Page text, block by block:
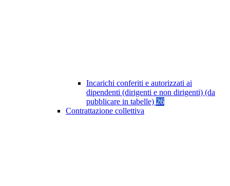
Incarichi conferiti e autorizzati ai
dipendenti (dirigenti e non dirigenti) (da
pubblicare in tabelle) 26
Contrattazione collettiva